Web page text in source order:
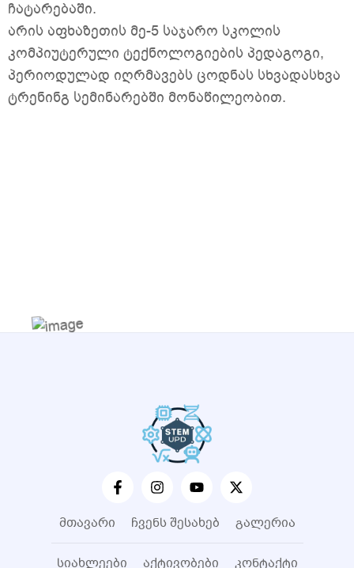
ჩატარებაში.
არის აფხაზეთის მე-5 საჯარო სკოლის
კომპიუტერული ტექნოლოგიების პედაგოგი,
პერიოდულად იღრმავებს ცოდნას სხვადასხვა
ტრენინგ სემინარებში მონაწილეობით.
მთავარი ჩვენს შესახებ გალერია
სიახლეები აქტივობები კონტაქტი